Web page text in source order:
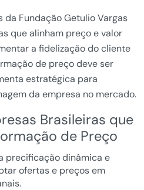
da Fundação Getulio Vargas
que alinham preço e valor
a fidelização do cliente
de preço deve ser
estratégica para
da empresa no mercado.
Brasileiras que
de Preço
precificação dinâmica e
ofertas e preços em